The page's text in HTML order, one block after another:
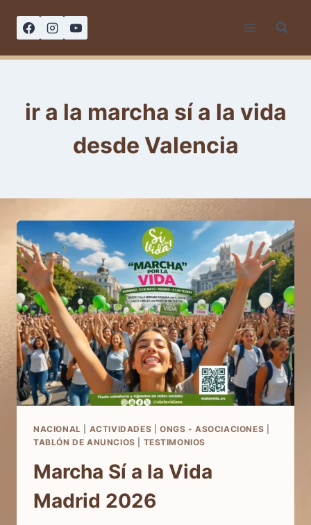
ir a la marcha sí a la vida
desde Valencia
NACIONAL ACTIVIDADES ONGS - ASOCIACIONES
TABLÓN DE ANUNCIOS
TESTIMONIOS
Marcha Sí a la Vida
Madrid 2026